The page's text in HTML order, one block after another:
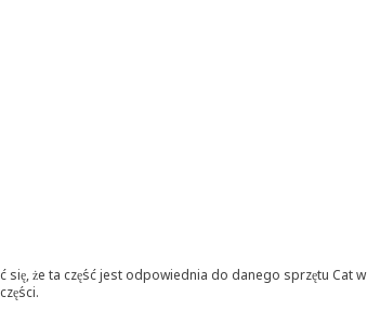
że ta część jest odpowiednia do danego sprzętu Cat w